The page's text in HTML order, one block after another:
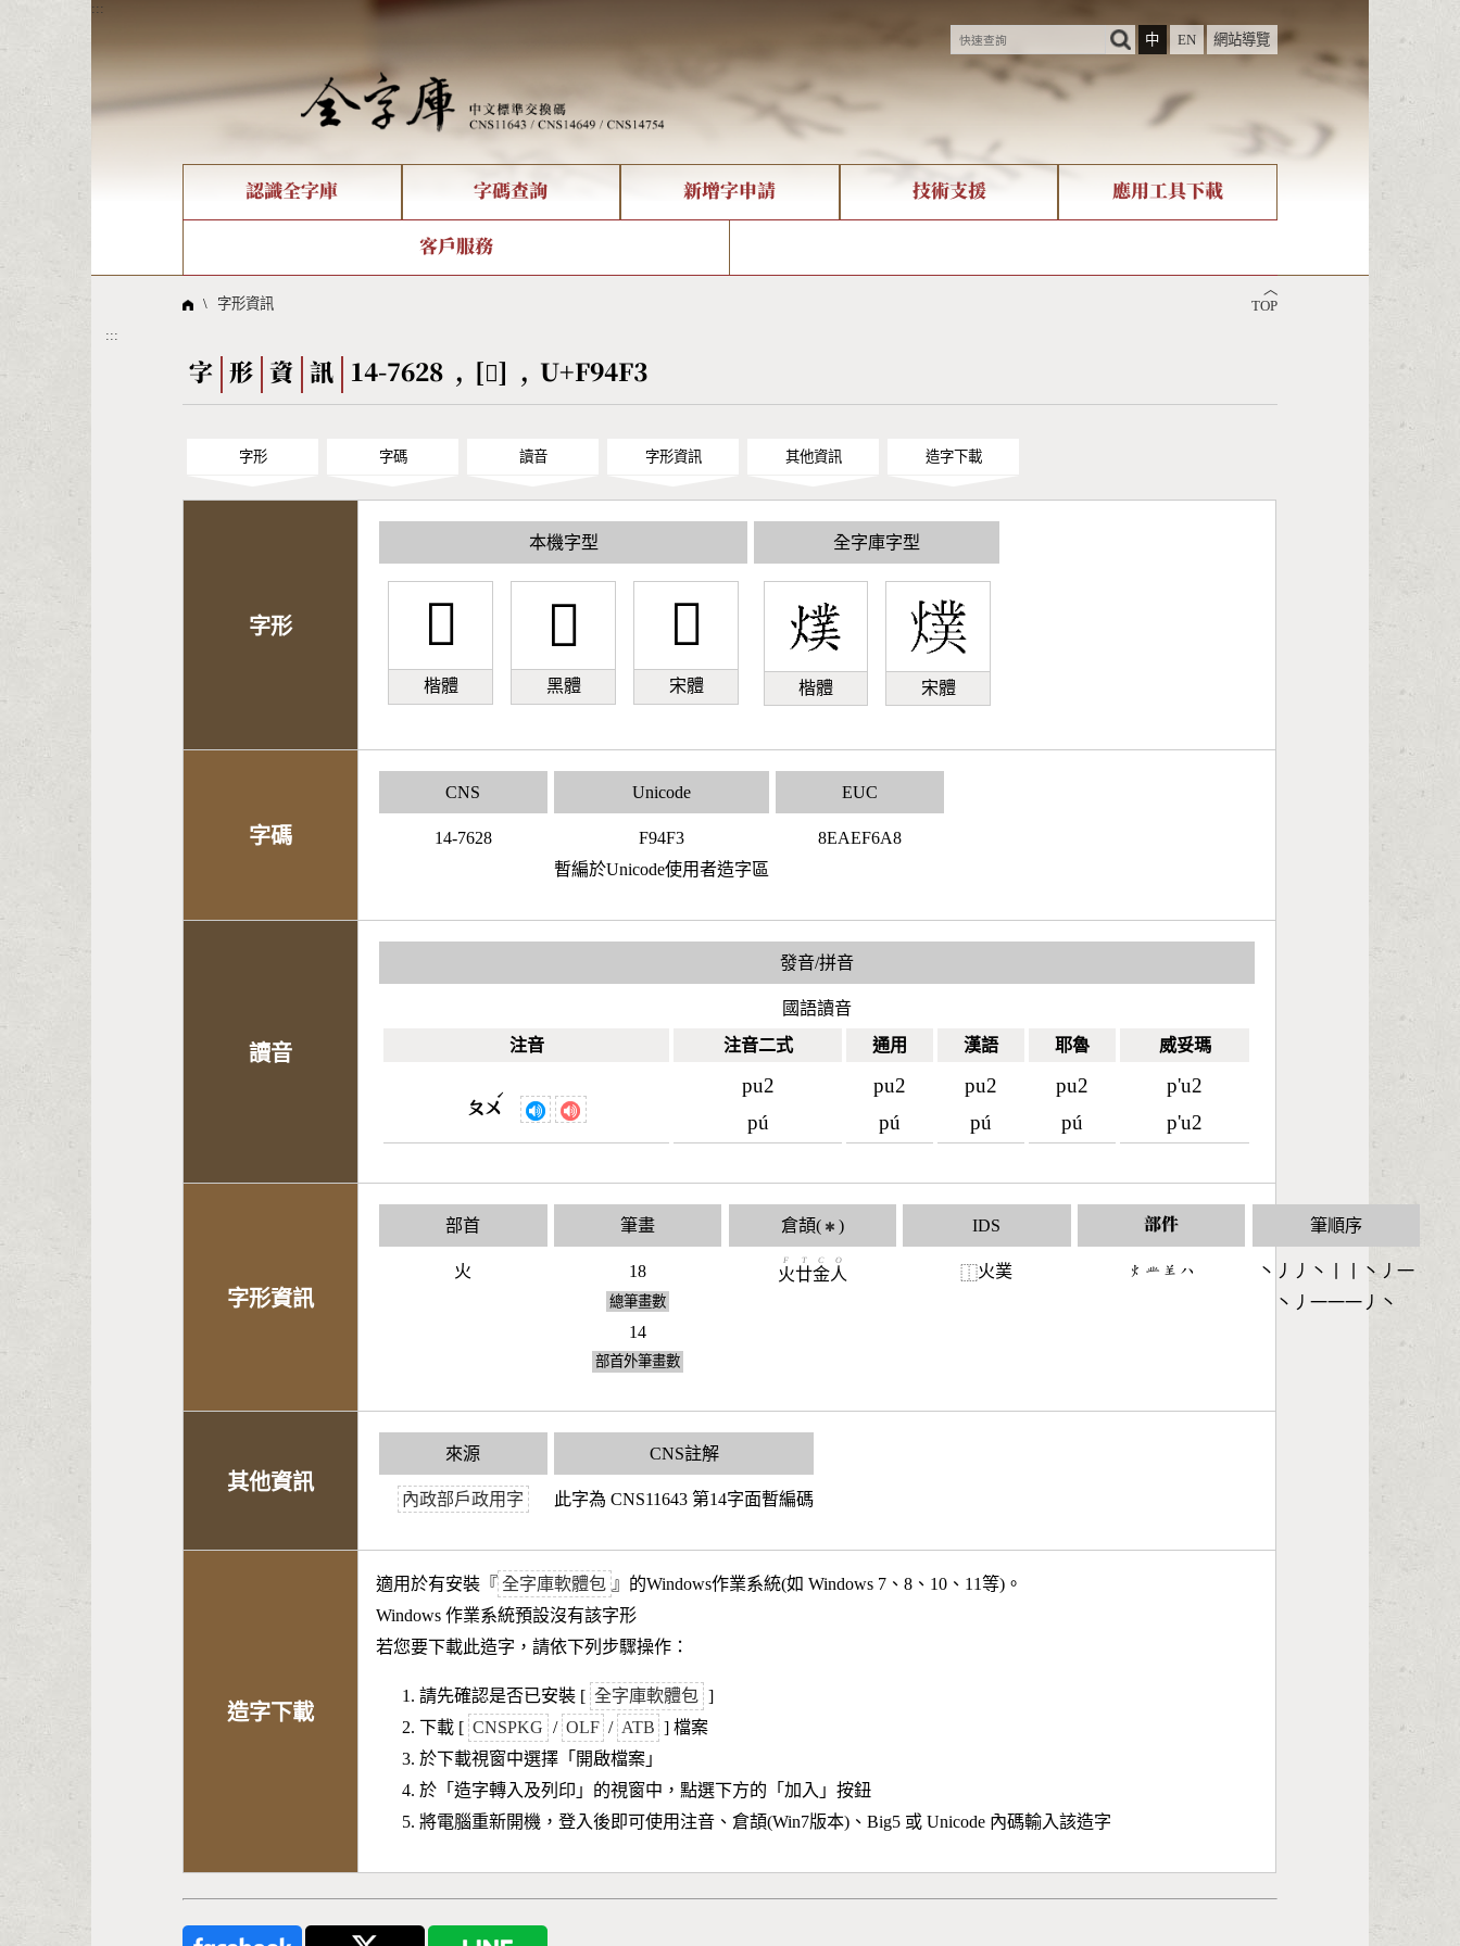
:::
中
EN 網站導覽
認識全字庫
全字庫現況
線上教學
字碼查詢
部件查詢
倉頡查詢
Big5查詢 拼音查詢
新增字申請 技術支援
造字解決方案
應用工具下載
字形下載
客戶服務
問題集
︿
TOP
\ 字形資訊
:::
字 形 資 訊 14-7628 , [󹓳] , U+F94F3
字形 字碼 讀音 字形資訊 其他資訊 造字下載
字形
本機字型
󹓳
楷體
󹓳
黑體
󹓳
宋體
全字庫字型
楷體 宋體
字碼
CNS
14-7628
Unicode
F94F3
暫編於Unicode使用者造字區
EUC
8EAEF6A8
讀音
發音/拼音
國語讀音
注音
注音二式 通用 漢語 耶魯 威妥瑪
ㄆㄨ
ˊ
pu2
pú
pu2
pú
pu2
pú
pu2
pú
p'u2
p'u2
字形資訊
部首
火
筆畫
18
總筆畫數
14
部首外筆畫數
倉頡( ✱ )
火
F
廿
T
金
C
人
O
IDS
⿰火菐
部件
󶃹󶄹󶆖󶀰
筆順序
丶丿丿丶丨丨丶丿一
丶丿一一一丿丶
其他資訊
來源
內政部戶政用字
CNS註解
此字為 CNS11643 第14字面暫編碼
造字下載
適用於有安裝『 全字庫軟體包 』的Windows作業系統(如 Windows 7、8、10、11等)。
Windows 作業系統預設沒有該字形
若您要下載此造字，請依下列步驟操作：
請先確認是否已安裝 [ 全字庫軟體包 ]
下載 [ CNSPKG / OLF / ATB ] 檔案
於下載視窗中選擇「開啟檔案」
於「造字轉入及列印」的視窗中，點選下方的「加入」按鈕
將電腦重新開機，登入後即可使用注音、倉頡(Win7版本)、Big5 或 Unicode 內碼輸入該造字